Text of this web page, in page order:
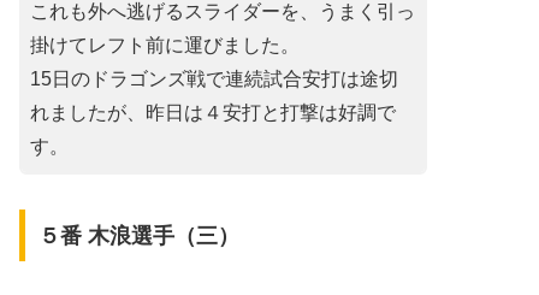
これも外へ逃げるスライダーを、うまく引っ
掛けてレフト前に運びました。
15日のドラゴンズ戦で連続試合安打は途切
れましたが、昨日は４安打と打撃は好調で
す。
５番 木浪選手（三）